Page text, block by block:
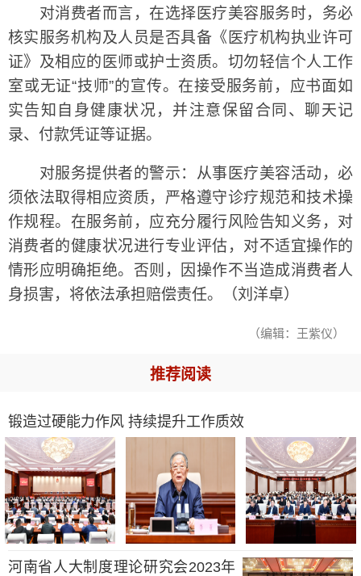
对消费者而言，在选择医疗美容服务时，务必
核实服务机构及人员是否具备《医疗机构执业许可
证》及相应的医师或护士资质。切勿轻信个人工作
室或无证“技师”的宣传。在接受服务前，应书面如
实告知自身健康状况，并注意保留合同、聊天记
录、付款凭证等证据。
对服务提供者的警示：从事医疗美容活动，必
须依法取得相应资质，严格遵守诊疗规范和技术操
作规程。在服务前，应充分履行风险告知义务，对
消费者的健康状况进行专业评估，对不适宜操作的
情形应明确拒绝。否则，因操作不当造成消费者人
身损害，将依法承担赔偿责任。（刘洋卓）
（编辑：王紫仪）
推荐阅读
锻造过硬能力作风 持续提升工作质效
河南省人大制度理论研究会2023年